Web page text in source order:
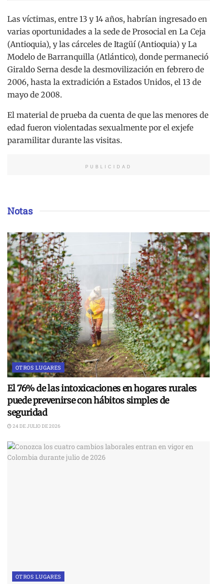
Las víctimas, entre 13 y 14 años, habrían ingresado en
varias oportunidades a la sede de Prosocial en La Ceja
(Antioquia), y las cárceles de Itagüí (Antioquia) y La
Modelo de Barranquilla (Atlántico), donde permaneció
Giraldo Serna desde la desmovilización en febrero de
2006, hasta la extradición a Estados Unidos, el 13 de
mayo de 2008.
El material de prueba da cuenta de que las menores de
edad fueron violentadas sexualmente por el exjefe
paramilitar durante las visitas.
PUBLICIDAD
Notas
OTROS LUGARES
El 76% de las intoxicaciones en hogares rurales
puede prevenirse con hábitos simples de
seguridad
24 DE JULIO DE 2026
OTROS LUGARES